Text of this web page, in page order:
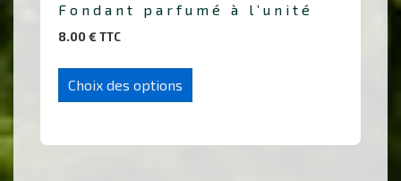
Fondant parfumé à l’unité
8.00 € TTC
Choix des options
Ce